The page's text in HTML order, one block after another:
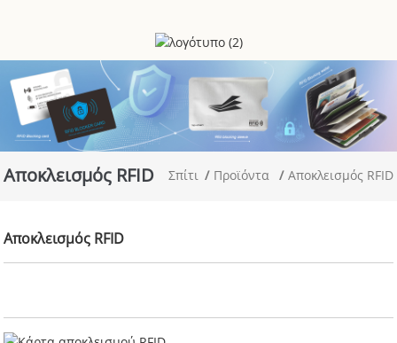
Αποκλεισμός RFID Σπίτι Προϊόντα Αποκλεισμός RFID
Αποκλεισμός RFID